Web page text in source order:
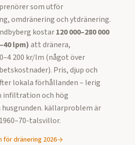
som utför
omdränering och ytdränering.
kostar120 000–280 000
lpm)att dränera,
200 kr/lm (något över
. Pris, djup och
lokala förhållanden – lerig
infiltration och hög
källarproblem är
talsvillor.
för dränering 2026